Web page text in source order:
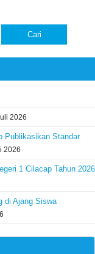
2026
Publikasikan Standar
2026
1 Cilacap Tahun 2026
di Ajang Siswa